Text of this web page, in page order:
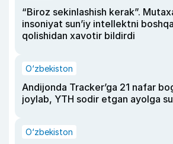
“Biroz sekinlashish kerak”.
insoniyat sun’iy intellektni
qolishidan xavotir bildirdi
O‘zbekiston
Andijonda Tracker’ga 21 nafar
joylab, YTH sodir etgan ayolga
O‘zbekiston